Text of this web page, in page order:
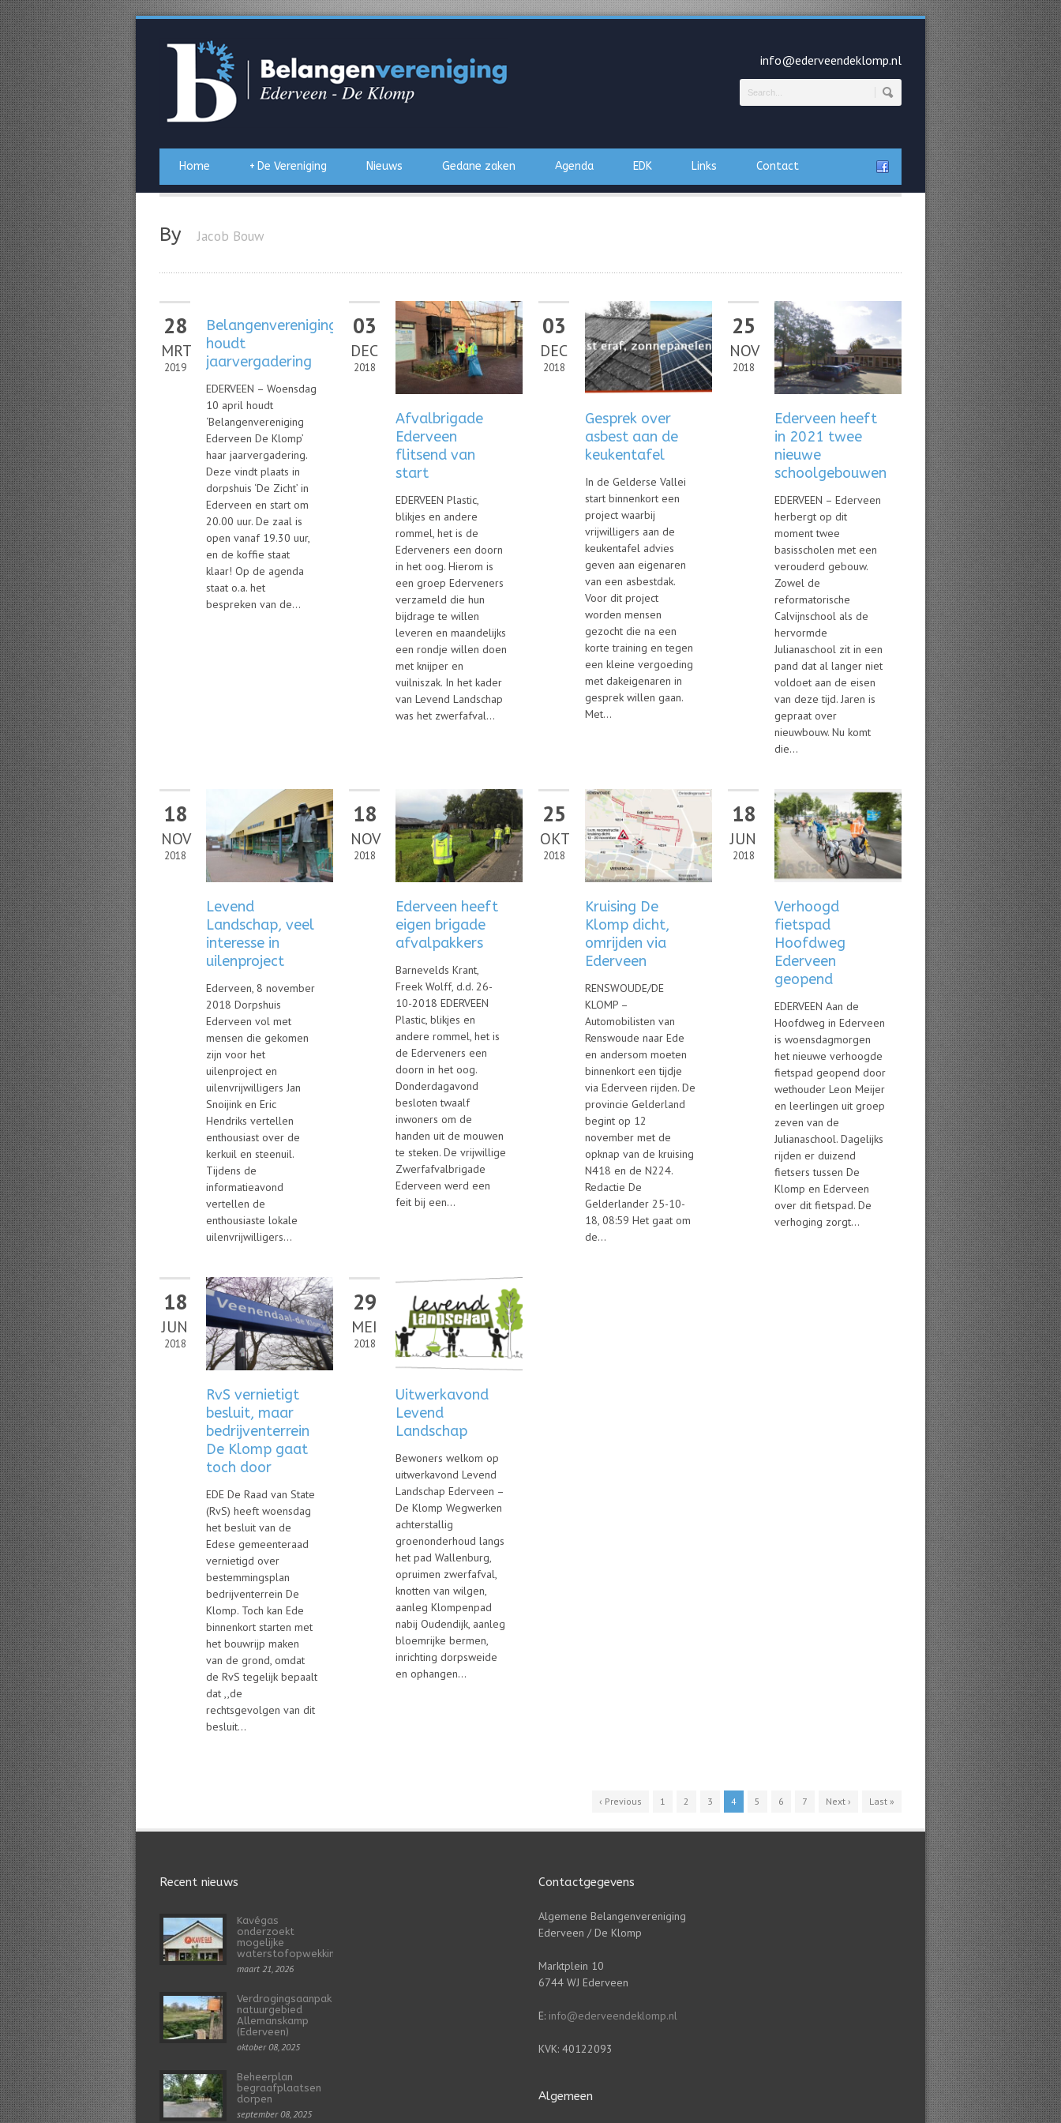
info@ederveendeklomp.nl
Home De Vereniging
+ Nieuws Gedane zaken Agenda EDK Links Contact
By Jacob Bouw
28
MRT
2019
Belangenvereniging
houdt
jaarvergadering
EDERVEEN – Woensdag
10 april houdt
‘Belangenvereniging
Ederveen De Klomp’
haar jaarvergadering.
Deze vindt plaats in
dorpshuis ‘De Zicht’ in
Ederveen en start om
20.00 uur. De zaal is
open vanaf 19.30 uur,
en de koffie staat
klaar! Op de agenda
staat o.a. het
bespreken van de...
03
DEC
2018
Afvalbrigade
Ederveen
flitsend van
start
EDERVEEN Plastic,
blikjes en andere
rommel, het is de
Ederveners een doorn
in het oog. Hierom is
een groep Ederveners
verzameld die hun
bijdrage te willen
leveren en maandelijks
een rondje willen doen
met knijper en
vuilniszak. In het kader
van Levend Landschap
was het zwerfafval...
03
DEC
2018
Gesprek over
asbest aan de
keukentafel
In de Gelderse Vallei
start binnenkort een
project waarbij
vrijwilligers aan de
keukentafel advies
geven aan eigenaren
van een asbestdak.
Voor dit project
worden mensen
gezocht die na een
korte training en tegen
een kleine vergoeding
met dakeigenaren in
gesprek willen gaan.
Met...
25
NOV
2018
Ederveen heeft
in 2021 twee
nieuwe
schoolgebouwen
EDERVEEN – Ederveen
herbergt op dit
moment twee
basisscholen met een
verouderd gebouw.
Zowel de
reformatorische
Calvijnschool als de
hervormde
Julianaschool zit in een
pand dat al langer niet
voldoet aan de eisen
van deze tijd. Jaren is
gepraat over
nieuwbouw. Nu komt
die...
18
NOV
2018
Levend
Landschap, veel
interesse in
uilenproject
Ederveen, 8 november
2018 Dorpshuis
Ederveen vol met
mensen die gekomen
zijn voor het
uilenproject en
uilenvrijwilligers Jan
Snoijink en Eric
Hendriks vertellen
enthousiast over de
kerkuil en steenuil.
Tijdens de
informatieavond
vertellen de
enthousiaste lokale
uilenvrijwilligers...
18
NOV
2018
Ederveen heeft
eigen brigade
afvalpakkers
Barnevelds Krant,
Freek Wolff, d.d. 26-
10-2018 EDERVEEN
Plastic, blikjes en
andere rommel, het is
de Ederveners een
doorn in het oog.
Donderdagavond
besloten twaalf
inwoners om de
handen uit de mouwen
te steken. De vrijwillige
Zwerfafvalbrigade
Ederveen werd een
feit bij een...
25
OKT
2018
Kruising De
Klomp dicht,
omrijden via
Ederveen
RENSWOUDE/DE
KLOMP –
Automobilisten van
Renswoude naar Ede
en andersom moeten
binnenkort een tijdje
via Ederveen rijden. De
provincie Gelderland
begint op 12
november met de
opknap van de kruising
N418 en de N224.
Redactie De
Gelderlander 25-10-
18, 08:59 Het gaat om
de...
18
JUN
2018
Verhoogd
fietspad
Hoofdweg
Ederveen
geopend
EDERVEEN Aan de
Hoofdweg in Ederveen
is woensdagmorgen
het nieuwe verhoogde
fietspad geopend door
wethouder Leon Meijer
en leerlingen uit groep
zeven van de
Julianaschool. Dagelijks
rijden er duizend
fietsers tussen De
Klomp en Ederveen
over dit fietspad. De
verhoging zorgt...
18
JUN
2018
RvS vernietigt
besluit, maar
bedrijventerrein
De Klomp gaat
toch door
EDE De Raad van State
(RvS) heeft woensdag
het besluit van de
Edese gemeenteraad
vernietigd over
bestemmingsplan
bedrijventerrein De
Klomp. Toch kan Ede
binnenkort starten met
het bouwrijp maken
van de grond, omdat
de RvS tegelijk bepaalt
dat ,,de
rechtsgevolgen van dit
besluit...
29
MEI
2018
Uitwerkavond
Levend
Landschap
Bewoners welkom op
uitwerkavond Levend
Landschap Ederveen –
De Klomp Wegwerken
achterstallig
groenonderhoud langs
het pad Wallenburg,
opruimen zwerfafval,
knotten van wilgen,
aanleg Klompenpad
nabij Oudendijk, aanleg
bloemrijke bermen,
inrichting dorpsweide
en ophangen...
‹ Previous 1 2 3 4 5 6 7 Next › Last »
Recent nieuws
Kavégas
onderzoekt
mogelijke
waterstofopwekking
maart 21, 2026
Verdrogingsaanpak
natuurgebied
Allemanskamp
(Ederveen)
oktober 08, 2025
Beheerplan
begraafplaatsen
dorpen
september 08, 2025
Contactgegevens
Algemene Belangenvereniging
Ederveen / De Klomp
Marktplein 10
6744 WJ Ederveen
E: info@ederveendeklomp.nl
KVK: 40122093
Algemeen